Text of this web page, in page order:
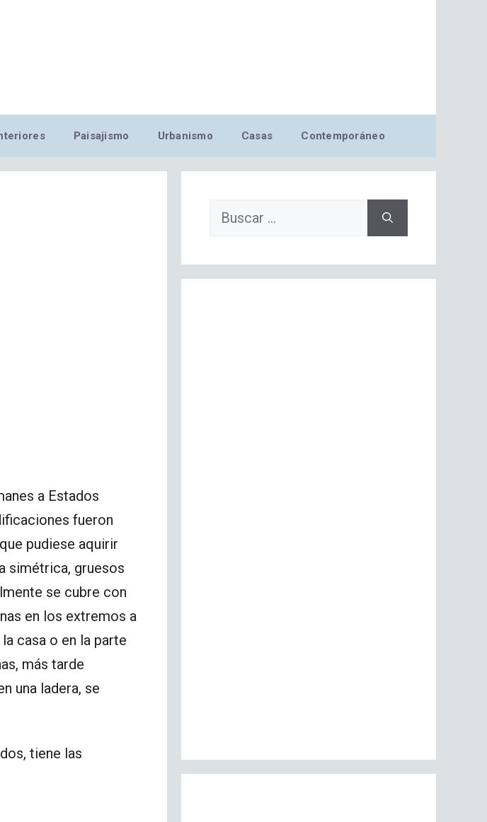
Paisajismo Urbanismo Casas Contemporáneo
a Estados
fueron
pudiese aquirir
simétrica, gruesos
se cubre con
en los extremos a
casa o en la parte
más tarde
una ladera, se
tiene las
Buscar: